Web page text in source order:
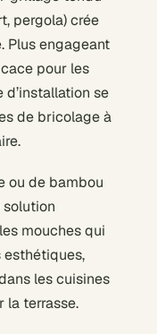
pergola) crée
Plus engageant
pour les
d’installation se
de bricolage à
ou de bambou
mouches qui
esthétiques,
les cuisines
la terrasse.